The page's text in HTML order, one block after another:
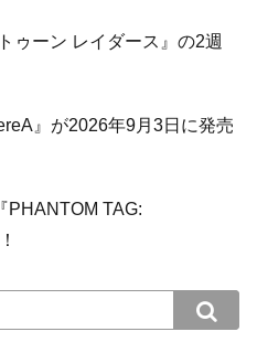
ゥーン レイダース』の2週
』が2026年9月3日に発売
PHANTOM TAG: